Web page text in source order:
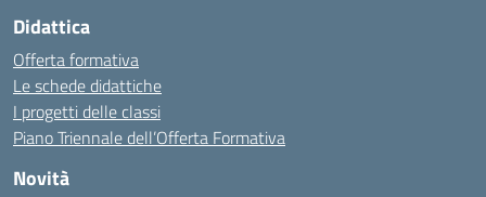
Didattica
Offerta formativa
Le schede didattiche
I progetti delle classi
Piano Triennale dell’Offerta Formativa
Novità